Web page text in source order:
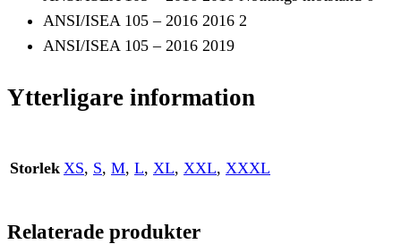
ANSI/ISEA 105 – 2016 2016 2
ANSI/ISEA 105 – 2016 2019
Ytterligare information
Storlek XS, S, M, L, XL, XXL, XXXL
Relaterade produkter